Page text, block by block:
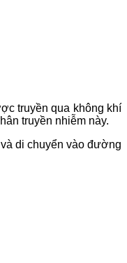
truyền qua không khí
truyền nhiễm này.
di chuyển vào đường